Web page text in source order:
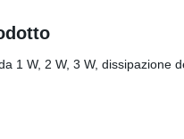
1 W, 2 W, 3 W,